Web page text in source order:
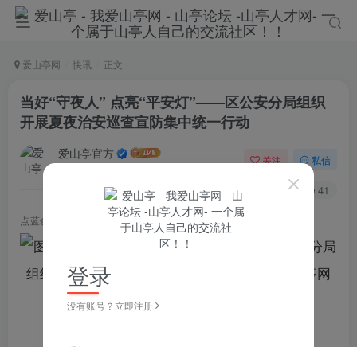
爱山亭网 快讯 正文
当好“守夜人” 点亮“平安灯”——区公安分局组织
开展夏夜治安巡查宣防集中统一行动
爱山亭官方
4年前发布
关注 私信
105 41
点蓝色字关注 “山亭快报”
登录
没有账号？立即注册